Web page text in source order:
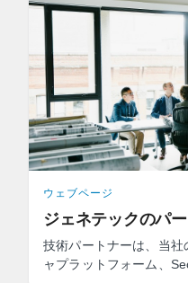
ウェブページ
ジェネテックのパ
技術パートナーは、当
ャプラットフォーム、